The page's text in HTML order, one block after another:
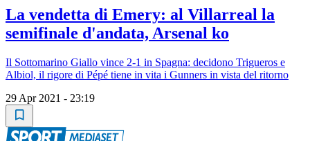
La vendetta di Emery: al Villarreal la
semifinale d'andata, Arsenal ko
Il Sottomarino Giallo vince 2-1 in Spagna: decidono Trigueros e
Albiol, il rigore di Pépé tiene in vita i Gunners in vista del ritorno
29 Apr 2021 - 23:19